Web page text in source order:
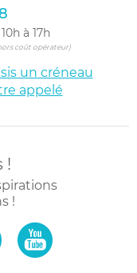
à 17h
coût opérateur)
un créneau
appelé
!
!